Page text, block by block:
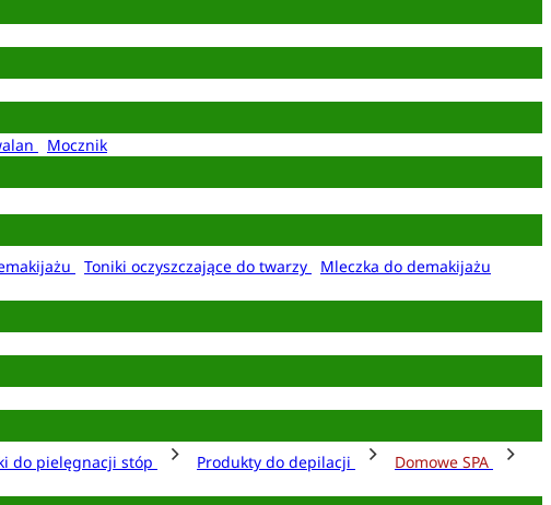
Mocznik
Toniki oczyszczające do twarzy
Mleczka do demakijażu
do pielęgnacji stóp Produkty do depilacji
Domowe SPA